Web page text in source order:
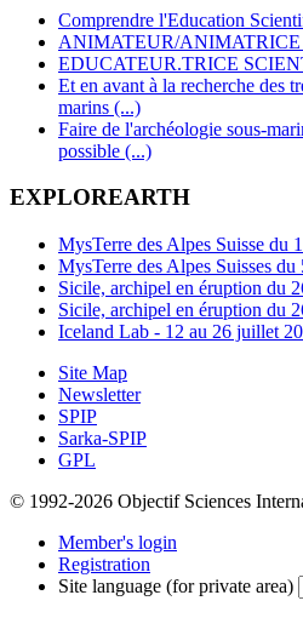
Comprendre l'Education
ANIMATEUR/
EDUCATEUR.TRICE
Et en avant à la recherche des
marins (...)
Faire de l'archéologie sous-
possible (...)
EXPLOREARTH
MysTerre des Alpes Suisse du
MysTerre des Alpes Suisses
Sicile, archipel en éruption du
Sicile, archipel en éruption du
Iceland Lab - 12 au 26 juillet
Site Map
Newsletter
SPIP
Sarka-SPIP
GPL
© 1992-2026 Objectif Sciences
Member's login
Registration
Site language (for private area)